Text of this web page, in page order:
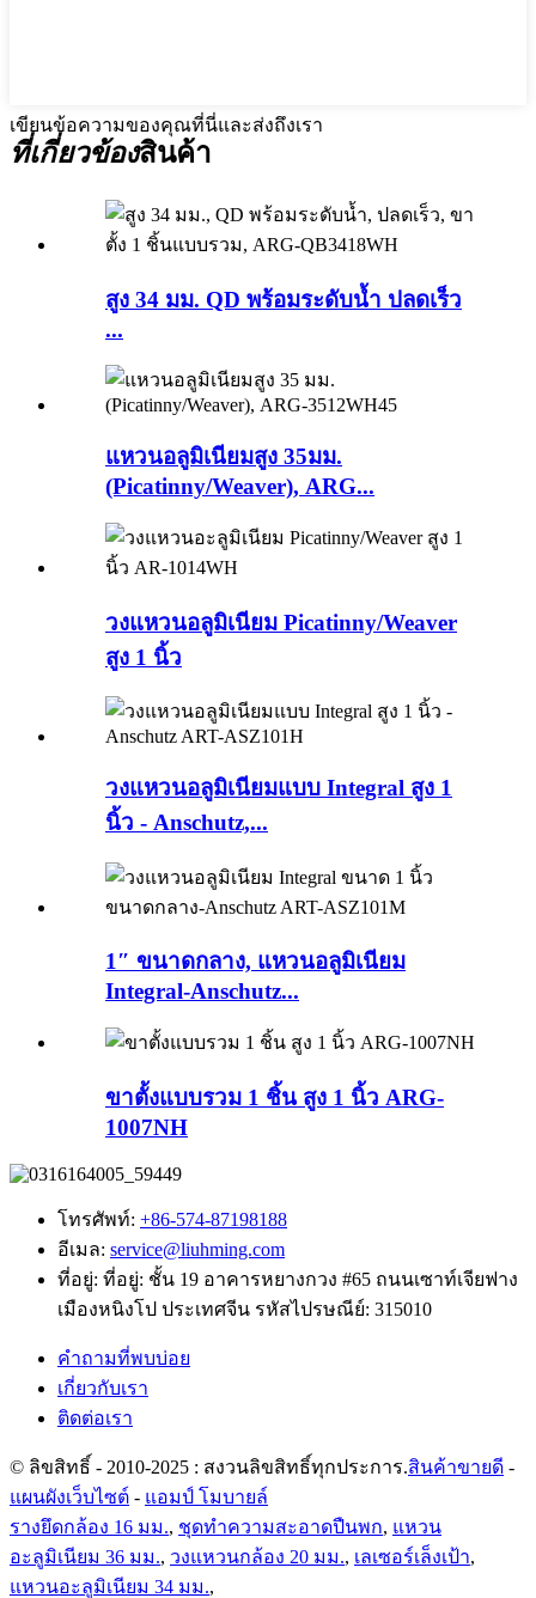
เขียนข้อความของคุณที่นี่และส่งถึงเรา
ที่เกี่ยวข้องสินค้า
สูง 34 มม. QD พร้อมระดับน้ำ ปลดเร็ว
...
แหวนอลูมิเนียมสูง 35มม.
(Picatinny/Weaver), ARG...
วงแหวนอลูมิเนียม Picatinny/Weaver
สูง 1 นิ้ว
วงแหวนอลูมิเนียมแบบ Integral สูง 1
นิ้ว - Anschutz,...
1″ ขนาดกลาง, แหวนอลูมิเนียม
Integral-Anschutz...
ขาตั้งแบบรวม 1 ชิ้น สูง 1 นิ้ว ARG-
1007NH
โทรศัพท์: +86-574-87198188
อีเมล: service@liuhming.com
ที่อยู่: ที่อยู่: ชั้น 19 อาคารหยางกวง #65 ถนนเซาท์เจียฟาง
เมืองหนิงโป ประเทศจีน รหัสไปรษณีย์: 315010
คำถามที่พบบ่อย
เกี่ยวกับเรา
ติดต่อเรา
© ลิขสิทธิ์ - 2010-2025 : สงวนลิขสิทธิ์ทุกประการ.สินค้าขายดี -
แผนผังเว็บไซต์ - แอมป์ โมบายล์
รางยึดกล้อง 16 มม., ชุดทำความสะอาดปืนพก, แหวน
อะลูมิเนียม 36 มม., วงแหวนกล้อง 20 มม., เลเซอร์เล็งเป้า,
แหวนอะลูมิเนียม 34 มม.,